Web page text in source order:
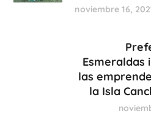
noviembre 16,
Esmeraldas
las
la Isla